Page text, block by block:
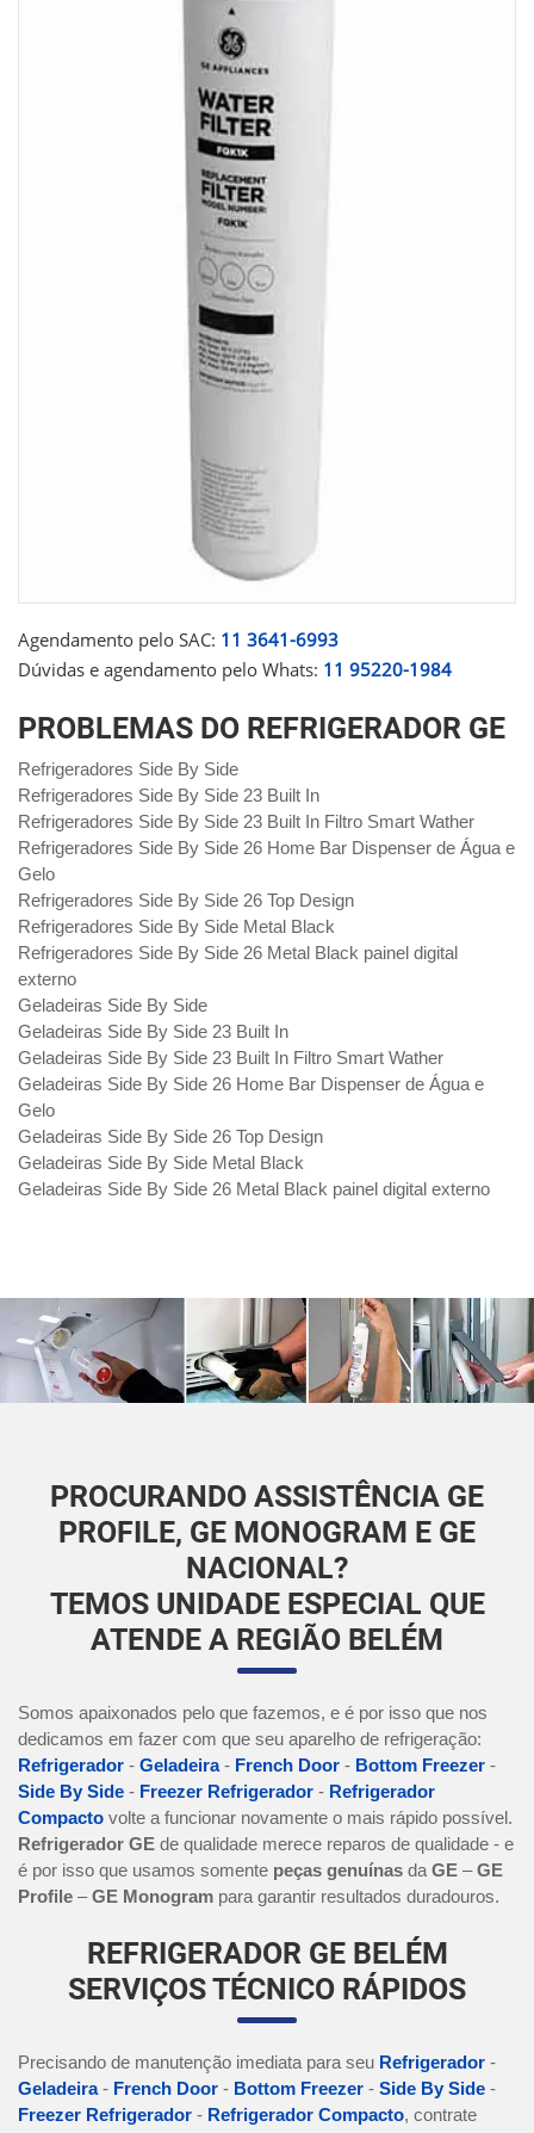
Agendamento pelo SAC: 11 3641-6993
Dúvidas e agendamento pelo Whats: 11 95220-1984
PROBLEMAS DO REFRIGERADOR GE
Refrigeradores Side By Side
Refrigeradores Side By Side 23 Built In
Refrigeradores Side By Side 23 Built In Filtro Smart Wather
Refrigeradores Side By Side 26 Home Bar Dispenser de Água e
Gelo
Refrigeradores Side By Side 26 Top Design
Refrigeradores Side By Side Metal Black
Refrigeradores Side By Side 26 Metal Black painel digital
externo
Geladeiras Side By Side
Geladeiras Side By Side 23 Built In
Geladeiras Side By Side 23 Built In Filtro Smart Wather
Geladeiras Side By Side 26 Home Bar Dispenser de Água e
Gelo
Geladeiras Side By Side 26 Top Design
Geladeiras Side By Side Metal Black
Geladeiras Side By Side 26 Metal Black painel digital externo
PROCURANDO ASSISTÊNCIA GE
PROFILE, GE MONOGRAM E GE
NACIONAL?
TEMOS UNIDADE ESPECIAL QUE
ATENDE A REGIÃO BELÉM
Somos apaixonados pelo que fazemos, e é por isso que nos
dedicamos em fazer com que seu aparelho de refrigeração:
Refrigerador - Geladeira- French Door - Bottom Freezer -
Side By Side - Freezer Refrigerador - Refrigerador
Compacto volte a funcionar novamente o mais rápido possível.
Refrigerador GE de qualidade merece reparos de qualidade - e
é por isso que usamos somente peças genuínas da GE –GE
Profile –GE Monogram para garantir resultados duradouros.
REFRIGERADOR GE BELÉM
SERVIÇOS TÉCNICO RÁPIDOS
Precisando de manutenção imediata para seu Refrigerador -
Geladeira- French Door - Bottom Freezer - Side By Side -
Freezer Refrigerador - Refrigerador Compacto, contrate